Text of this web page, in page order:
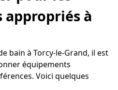
à
bain à Torcy-le-Grand, il est
équipements
Voici quelques